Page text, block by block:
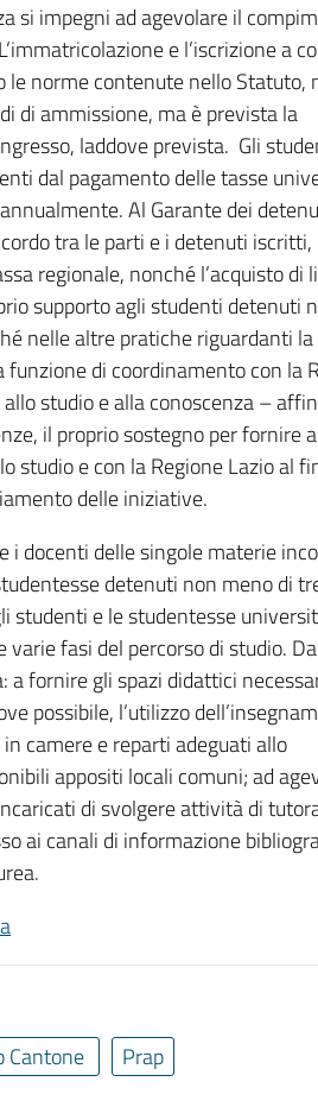
si impegni ad agevolare il
e l’iscrizione a
norme contenute nello Statuto,
di ammissione, ma è prevista la
laddove prevista. Gli
dal pagamento delle tasse
Al Garante dei
tra le parti e i detenuti iscritti,
regionale, nonché l’acquisto di
supporto agli studenti detenuti
nelle altre pratiche riguardanti la
di coordinamento con la
studio e alla conoscenza –
il proprio sostegno per fornire
e con la Regione Lazio al
delle iniziative.
i docenti delle singole materie
detenuti non meno di
studenti e le studentesse
fasi del percorso di studio.
a fornire gli spazi didattici
possibile, l’utilizzo
camere e reparti adeguati allo
appositi locali comuni; ad
di svolgere attività di
ai canali di informazione
Cantone Prap